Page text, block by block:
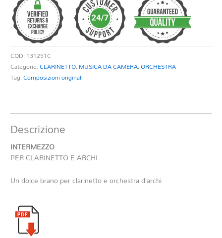
ARCHI
quantità
COD: 131251C
Categorie:CLARINETTO, MUSICA DA CAMERA,ORCHESTRA
Tag:Composizioni originali
Descrizione
INTERMEZZO
PER CLARINETTO E ARCHI
Un dolce brano per clarinetto e orchestra d’archi.